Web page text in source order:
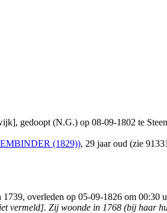
gedoopt (N.G.) op 08-09-1802 te
(1829)), 29 jaar oud (zie
overleden op 05-09-1826 om 00:30
vermeld]. Zij woonde in 1768 (bij haar